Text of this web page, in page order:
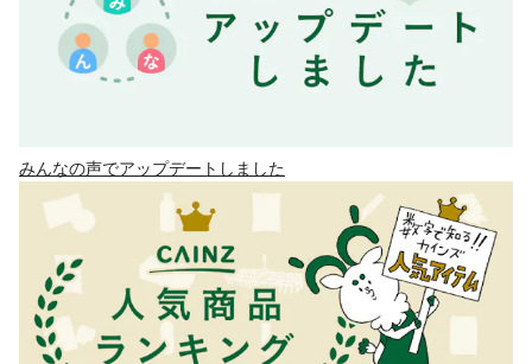
みんなの声でアップデートしました